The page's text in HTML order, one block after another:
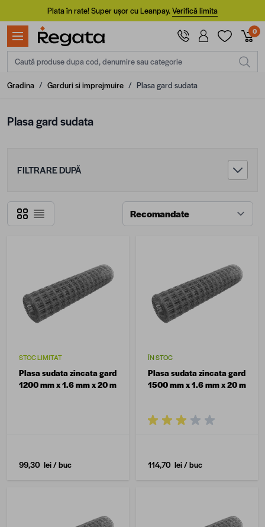
Mergi la ConținutPlata în rate! Super ușor cu Leanpay.Verifică limita
0
Caută produse dupa cod, denumire sau categorie
Gradina / Garduri si imprejmuire / Plasa gard sudata
Plasa gard sudata
FILTRARE DUPĂ
Grilă
Listă
STOC LIMITAT
Plasa sudata zincata gard
1200 mm x 1.6 mm x 20 m
99,30 lei/ buc
ÎN STOC
Plasa sudata zincata gard
1500 mm x 1.6 mm x 20 m
114,70 lei/ buc